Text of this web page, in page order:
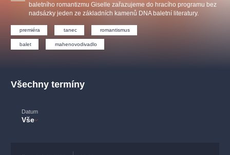
Ostatní
baletního romantizmu Giselle zařazujeme do hracího programu bez
nadsázky jeden ze základních kamenů DNA baletní literatury.
premiéra tanec romantismus
balet mahenovodivadlo
Všechny termíny
Datum
Vše
Ostatní hledají
muzikálypraha
národnídivadlo